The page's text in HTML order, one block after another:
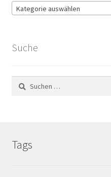
Kategorie auswählen
Suche
Suchen
nach:
Tags